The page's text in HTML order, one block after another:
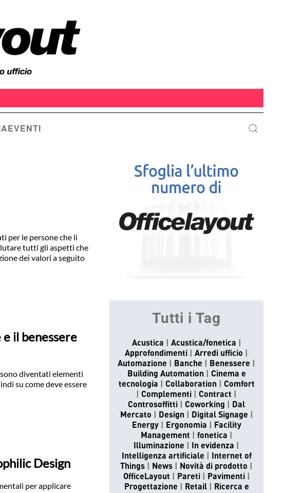
EVENTI
per le persone che li
tutti gli aspetti che
dei valori a seguito
il benessere
diventati elementi
su come deve essere
Design
per applicare
Tutti i Tag
Acustica
Acustica/fonetica
Approfondimenti
Arredi ufficio
Automazione
Banche
Benessere
Building Automation
Cinema e
tecnologia
Collaboration
Comfort
Complementi
Contract
Controsoffitti
Coworking
Dal
Mercato
Design
Digital Signage
Energy
Ergonomia
Facility
Management
fonetica
Illuminazione
In evidenza
Intelligenza artificiale
Internet of
Things
News
Novità di prodotto
OfficeLayout
Pareti
Pavimenti
Progettazione
Retail
Ricerca e